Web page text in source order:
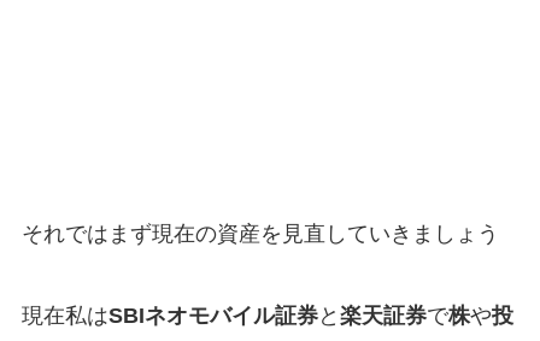
それではまず現在の資産を見直していきましょう
現在私はSBIネオモバイル証券と 楽天証券で株や投